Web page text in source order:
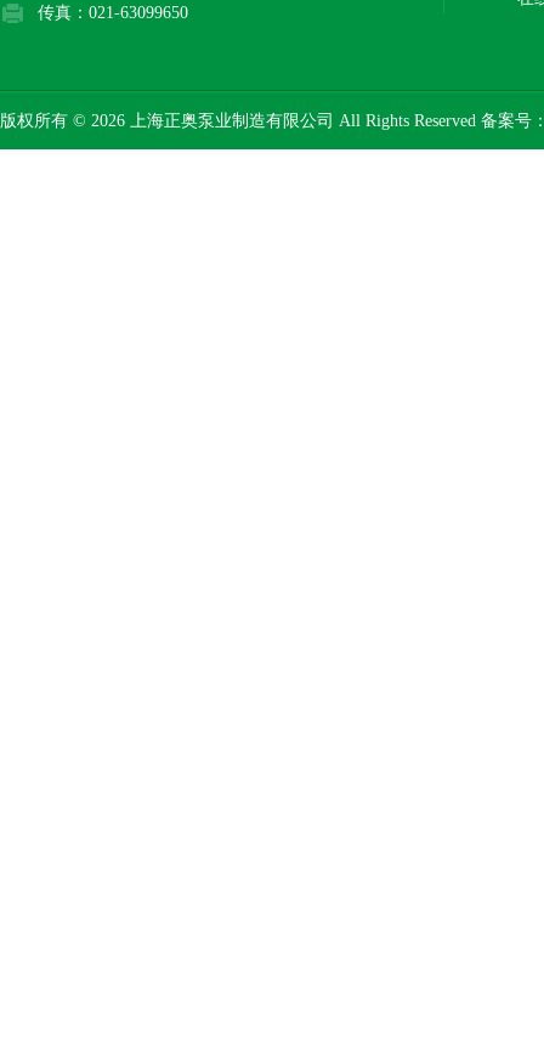
传真：021-63099650
版权所有 © 2026 上海正奥泵业制造有限公司 All Rights Reserved 备案号